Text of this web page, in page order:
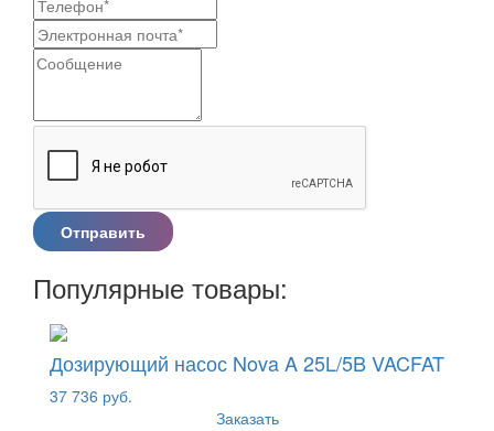
Отправить
Популярные товары:
Дозирующий насос Nova A 25L/5B VACFAT
37 736 руб.
Заказать